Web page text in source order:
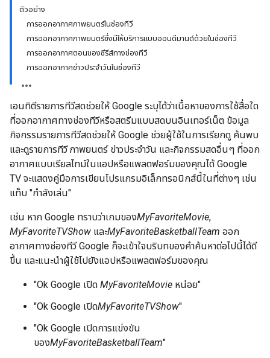
ตัวอย่าง
การออกอากาศภาพยนตร์ในช่องทีวี
การออกอากาศภาพยนตร์ซึ่งมีให้บริการแบบออนดีมานด์ด้วยในช่องทีวี
การออกอากาศตอนของซีรีส์ทางช่องทีวี
การออกอากาศข่าวประจำวันในช่องทีวี
เอนทิตีรายการทีวีสดช่วยให้ Google ระบุได้ว่าเนื้อหาของการใช้สื่อใด
ที่ออกอากาศทางช่องทีวีหรือสตรีมแบบสดบนอินเทอร์เน็ต ข้อมูล
กิจกรรมรายการทีวีสดช่วยให้ Google ช่วยผู้ใช้ในการเรียกดู ค้นพบ
และดูรายการทีวี ภาพยนตร์ ข่าวประจำวัน และกิจกรรมสดอื่นๆ ที่ออก
อากาศแบบเรียลไทม์ในแอปหรือแพลตฟอร์มของคุณได้ Google
TV จะแสดงคู่มือการเขียนโปรแกรมอิเล็กทรอนิกส์นี้ในที่ต่างๆ เช่น
แท็บ "กำลังเล่น"
เช่น หาก Google ทราบว่าเกมของMyFavoriteMovie,
MyFavoriteTVShow และMyFavoriteBasketballTeam ออก
อากาศทางช่องทีวี Google ก็จะเข้าใจบริบทของคำค้นหาต่อไปนี้ได้ดี
ขึ้น และแนะนำผู้ใช้ไปยังแอปหรือแพลตฟอร์มของคุณ
"Ok Google เปิด MyFavoriteMovie หน่อย"
"Ok Google เปิดMyFavoriteTVShow"
"Ok Google เปิดการแข่งขัน
ของMyFavoriteBasketballTeam"